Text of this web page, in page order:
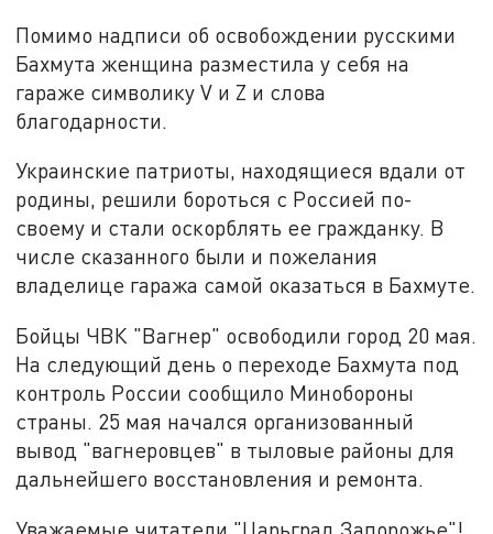
Помимо надписи об освобождении русскими
Бахмута женщина разместила у себя на
гараже символику V и Z и слова
благодарности.
Украинские патриоты, находящиеся вдали от
родины, решили бороться с Россией по-
своему и стали оскорблять ее гражданку. В
числе сказанного были и пожелания
владелице гаража самой оказаться в Бахмуте.
Бойцы ЧВК "Вагнер" освободили город 20 мая.
На следующий день о переходе Бахмута под
контроль России сообщило Минобороны
страны. 25 мая начался организованный
вывод "вагнеровцев" в тыловые районы для
дальнейшего восстановления и ремонта.
Уважаемые читатели "Царьград Запорожье"!